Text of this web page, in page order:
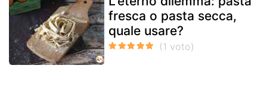
fresca o pasta secca,
quale usare?